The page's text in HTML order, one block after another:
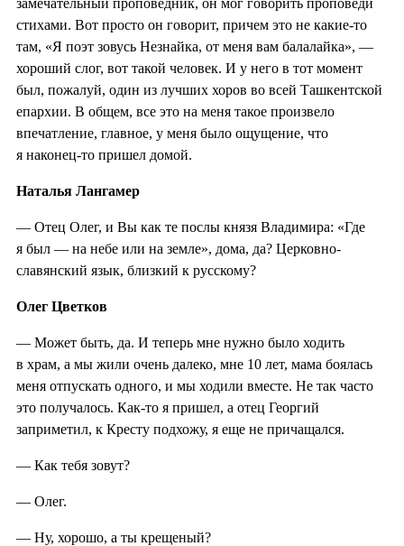
стихами. Вот просто он говорит, причем это не какие-то
там, «Я поэт зовусь Незнайка, от меня вам балалайка», —
хороший слог, вот такой человек. И у него в тот момент
был, пожалуй, один из лучших хоров во всей Ташкентской
епархии. В общем, все это на меня такое произвело
впечатление, главное, у меня было ощущение, что
я наконец-то пришел домой.
Наталья Лангамер
— Отец Олег, и Вы как те послы князя Владимира: «Где
я был — на небе или на земле», дома, да? Церковно-
славянский язык, близкий к русскому?
Олег Цветков
— Может быть, да. И теперь мне нужно было ходить
в храм, а мы жили очень далеко, мне 10 лет, мама боялась
меня отпускать одного, и мы ходили вместе. Не так часто
это получалось. Как-то я пришел, а отец Георгий
заприметил, к Кресту подхожу, я еще не причащался.
— Как тебя зовут?
— Олег.
— Ну, хорошо, а ты крещеный?